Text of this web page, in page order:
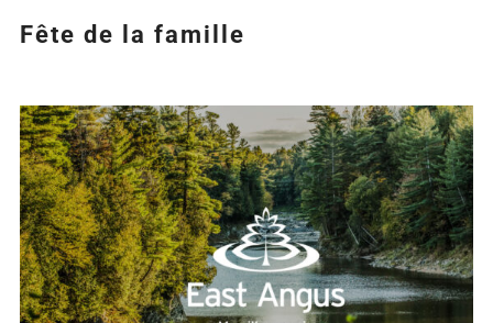
Fête de la famille
Agrandir
l&apos;image